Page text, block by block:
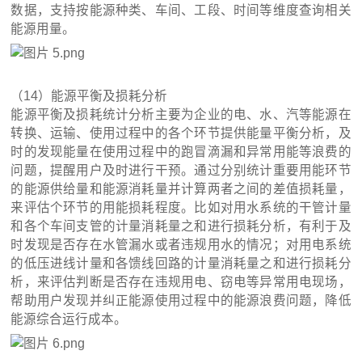
数据，支持按能源种类、车间、工段、时间等维度查询相关
能源用量。
（14）能源平衡及损耗分析
能源平衡及损耗统计分析主要为企业的电、水、汽等能源在
转换、运输、使用过程中的各个环节提供能量平衡分析，及
时的发现能量在使用过程中的跑冒滴漏和异常用能等浪费的
问题，提醒用户及时进行干预。通过分别统计重要用能环节
的能源供给量和能源消耗量并计算两者之间的差值损耗量，
来评估个环节的用能损耗程度。比如对用水系统的干管计量
和各个车间支管的计量消耗量之和进行损耗分析，有利于及
时发现是否存在水管漏水或者违规用水的情况；对用电系统
的低压进线计量和各馈线回路的计量消耗量之和进行损耗分
析，来评估判断是否存在违规用电、窃电等异常用电现场，
帮助用户发现并纠正能源使用过程中的能源浪费问题，降低
能源综合运行成本。